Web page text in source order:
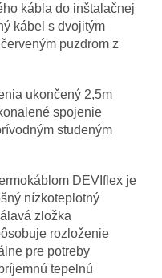
kábla do inštalačnej
kábel s dvojitým
puzdrom z
ukončený 2,5m
spojenie
studeným
DEVIflex je
nízkoteplotný
zložka
rozloženie
pre potreby
tepelnú